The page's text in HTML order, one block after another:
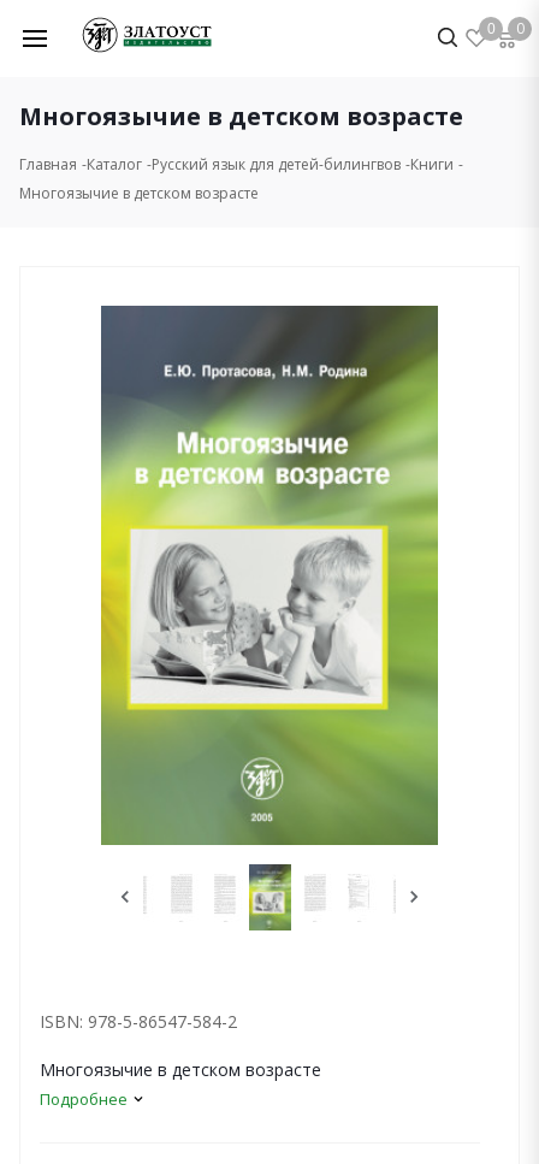
0 0
Многоязычие в детском возрасте
Главная Каталог Русский язык для детей-билингвов Книги
Многоязычие в детском возрасте
ISBN: 978-5-86547-584-2
Многоязычие в детском возрасте
Подробнее